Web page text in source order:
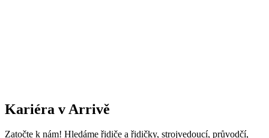
Kariéra v Arrivě
Zatočte k nám! Hledáme řidiče a řidičky, strojvedoucí, průvodčí,